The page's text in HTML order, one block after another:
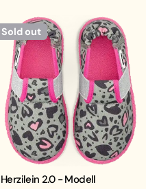
Sold out
Herzilein 2.0 - Modell